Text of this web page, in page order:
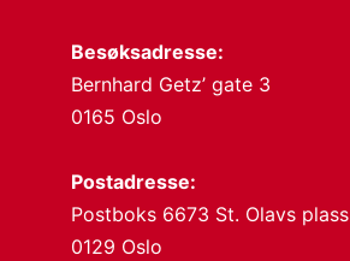
Besøksadresse:
Bernhard Getz’ gate 3
0165 Oslo
Postadresse:
Postboks 6673 St. Olavs plass
0129 Oslo